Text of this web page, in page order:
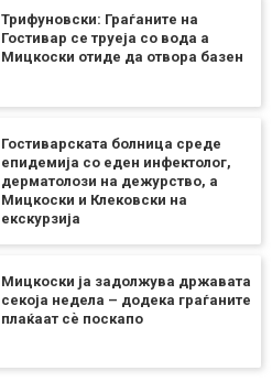
Трифуновски: Граѓаните на
Гостивар се труеја со вода а
Мицкоски отиде да отвора базен
Гостиварската болница среде
епидемија со еден инфектолог,
дерматолози на дежурство, а
Мицкоски и Клековски на
екскурзија
Мицкоски ја задолжува државата
секоја недела – додека граѓаните
плаќаат сѐ поскапо